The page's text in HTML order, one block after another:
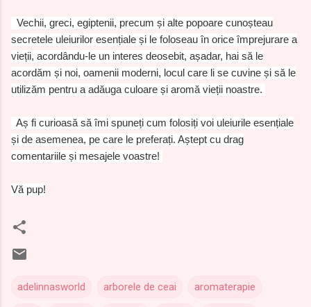
Vechii, greci, egiptenii, precum și alte popoare cunoșteau
secretele uleiurilor esențiale și le foloseau în orice împrejurare a
vieții, acordându-le un interes deosebit, așadar, hai să le
acordăm și noi, oamenii moderni, locul care li se cuvine și să le
utilizăm pentru a adăuga culoare și aromă vieții noastre.
Aș fi curioasă să îmi spuneți cum folosiți voi uleiurile esențiale
și de asemenea, pe care le preferați. Aștept cu drag
comentariile și mesajele voastre!
Vă pup!
adelinnasworld arborele de ceai aromaterapie